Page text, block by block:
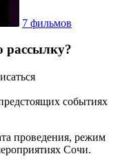
7 фильмов
рассылку?
событиях
проведения, режим
Сочи.